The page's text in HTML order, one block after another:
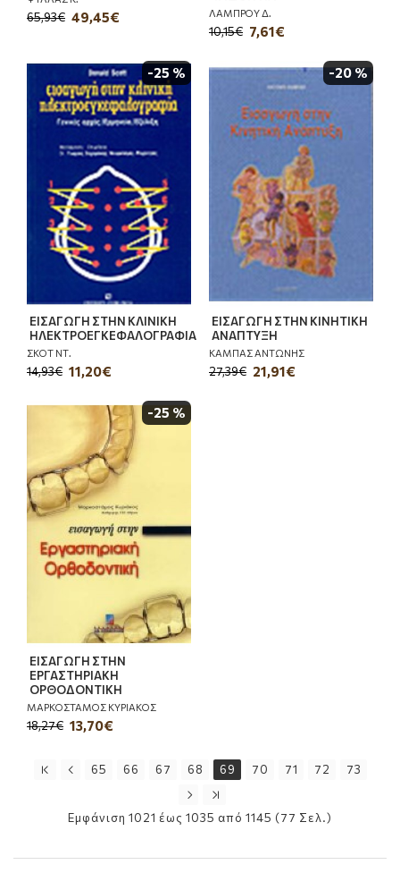
49,45€
65,93€ ΛΑΜΠΡΟΥ Δ.
7,61€
10,15€
-25 %
ΕΙΣΑΓΩΓΗ ΣΤΗΝ ΚΛΙΝΙΚΗ
ΗΛΕΚΤΡΟΕΓΚΕΦΑΛΟΓΡΑΦΙΑ
ΣΚΟΤ ΝΤ.
11,20€
14,93€
-20 %
ΕΙΣΑΓΩΓΗ ΣΤΗΝ ΚΙΝΗΤΙΚΗ
ΑΝΑΠΤΥΞΗ
ΚΑΜΠΑΣ ΑΝΤΩΝΗΣ
21,91€
27,39€
-25 %
ΕΙΣΑΓΩΓΗ ΣΤΗΝ
ΕΡΓΑΣΤΗΡΙΑΚΗ
ΟΡΘΟΔΟΝΤΙΚΗ
ΜΑΡΚΟΣΤΑΜΟΣ ΚΥΡΙΑΚΟΣ
13,70€
18,27€
65 66 67 68 69 70 71 72 73
Εμφάνιση 1021 έως 1035 από 1145 (77 Σελ.)